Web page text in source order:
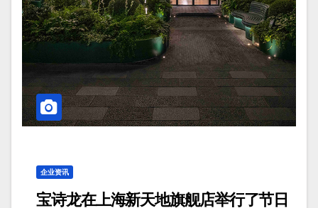
企业资讯
宝诗龙在上海新天地旗舰店举行了节日